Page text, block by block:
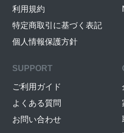
利用規約
特定商取引に基づく表記
個人情報保護方針
SUPPORT
ご利用ガイド
よくある質問
お問い合わせ